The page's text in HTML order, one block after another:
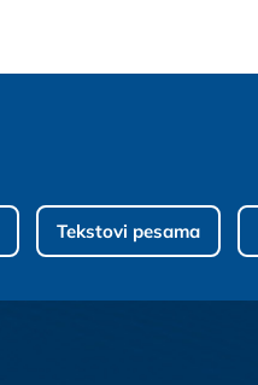
Tekstovi pesama